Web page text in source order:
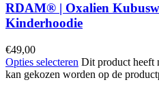
RDAM® | Oxalien
Kinderhoodie
€49,00
Opties selecteren Dit product heeft
kan gekozen worden op de